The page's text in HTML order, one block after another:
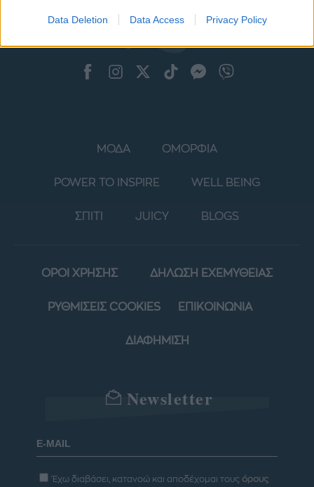
Data Deletion Data Access Privacy Policy
ΜΟΔΑ ΟΜΟΡΦΙΑ
POWER TO INSPIRE WELL BEING
ΣΠΙΤΙ JUICY BLOGS
ΟΡΟΙ ΧΡΗΣΗΣ ΔΗΛΩΣΗ ΕΧΕΜΥΘΕΙΑΣ
ΡΥΘΜΙΣΕΙΣ COOKIES ΕΠΙΚΟΙΝΩΝΙΑ
ΔΙΑΦΗΜΙΣΗ
Newsletter
Έχω διαβάσει, κατανοώ και αποδέχομαι τους όρους